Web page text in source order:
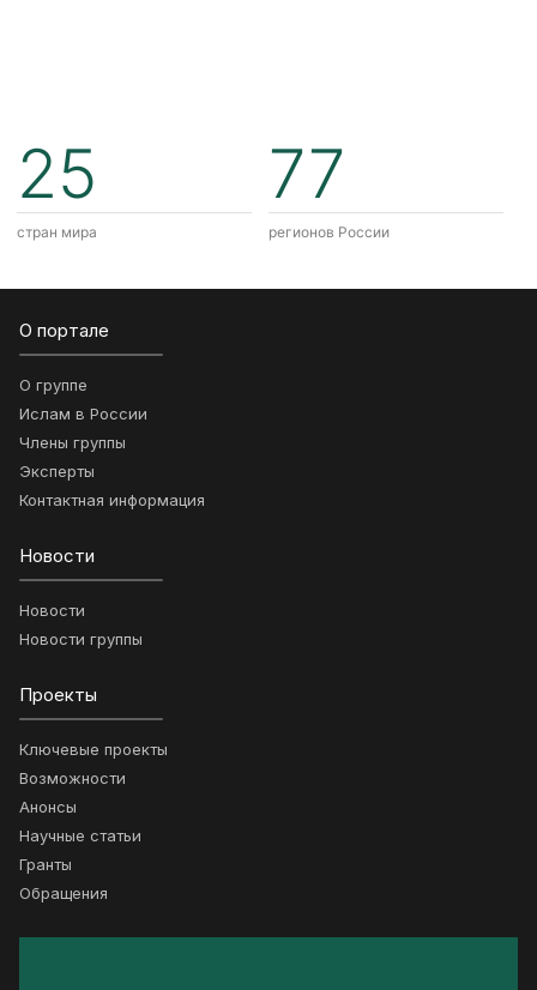
25
стран мира
77
регионов России
О портале
О группе
Ислам в России
Члены группы
Эксперты
Контактная информация
Новости
Новости
Новости группы
Проекты
Ключевые проекты
Возможности
Анонсы
Научные статьи
Гранты
Обращения